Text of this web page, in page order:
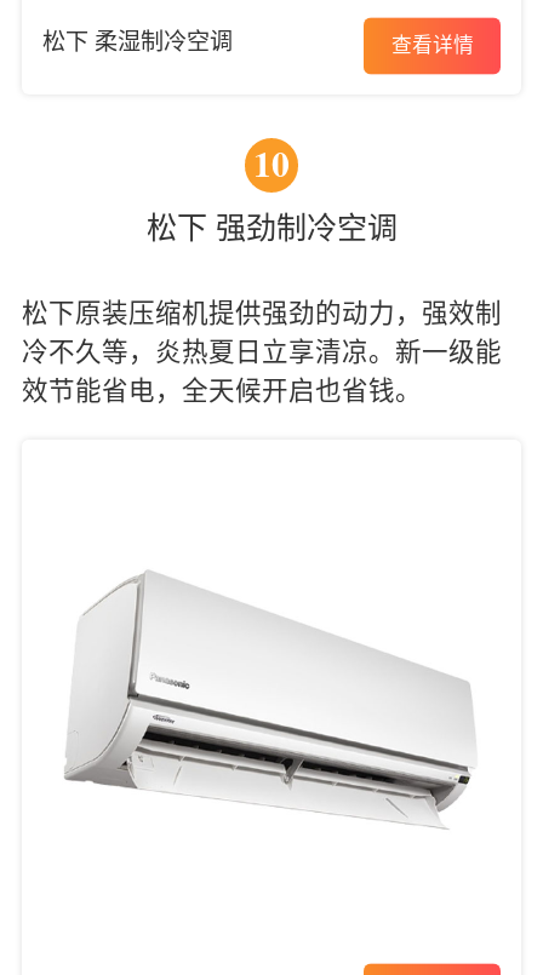
松下 柔湿制冷空调 查看详情
10
松下 强劲制冷空调
松下原装压缩机提供强劲的动力，强效制
冷不久等，炎热夏日立享清凉。新一级能
效节能省电，全天候开启也省钱。